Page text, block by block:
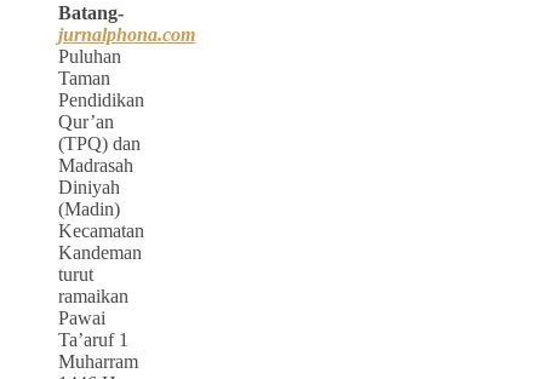
Batang-
jurnalphona.com
Puluhan
Taman
Pendidikan
Qur’an
(TPQ) dan
Madrasah
Diniyah
(Madin)
Kecamatan
Kandeman
turut
ramaikan
Pawai
Ta’aruf 1
Muharram